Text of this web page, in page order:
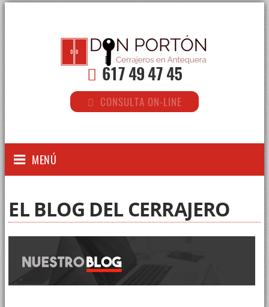
617 49 47 45
CONSULTA ON-LINE
MENÚ
EL BLOG DEL CERRAJERO